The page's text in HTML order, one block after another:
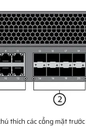
thích các cổng mặt trước